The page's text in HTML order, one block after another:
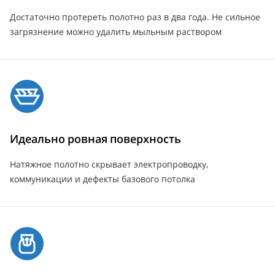
Достаточно протереть полотно раз в два года. Не сильное
загрязнение можно удалить мыльным раствором
Идеально ровная поверхность
Натяжное полотно скрывает электропроводку,
коммуникации и дефекты базового потолка